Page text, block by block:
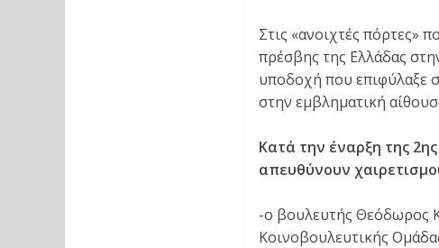
Στις «ανοιχτές πόρτες»
πρέσβης της Ελλάδας
υποδοχή που επιφύλαξε
στην εμβληματική
Κατά την έναρξη της
απευθύνουν
-ο βουλευτής Θεόδωρος
Κοινοβουλευτικής